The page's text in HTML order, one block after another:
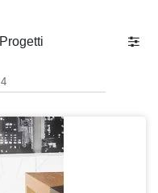
Progetti
4